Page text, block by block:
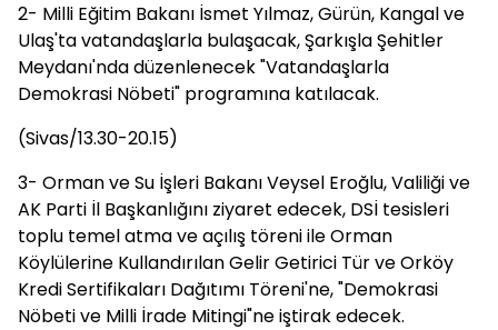
2- Milli Eğitim Bakanı İsmet Yılmaz, Gürün, Kangal ve
Ulaş'ta vatandaşlarla bulaşacak, Şarkışla Şehitler
Meydanı'nda düzenlenecek "Vatandaşlarla
Demokrasi Nöbeti" programına katılacak.
(Sivas/13.30-20.15)
3- Orman ve Su İşleri Bakanı Veysel Eroğlu, Valiliği ve
AK Parti İl Başkanlığını ziyaret edecek, DSİ tesisleri
toplu temel atma ve açılış töreni ile Orman
Köylülerine Kullandırılan Gelir Getirici Tür ve Orköy
Kredi Sertifikaları Dağıtımı Töreni'ne, "Demokrasi
Nöbeti ve Milli İrade Mitingi"ne iştirak edecek.